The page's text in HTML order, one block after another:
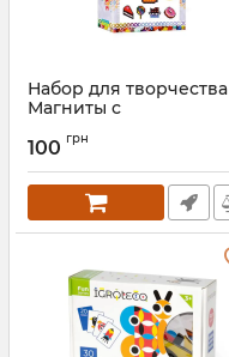
Набор для творчества
Магниты с
"Сладости" УМНЯШКА
Артикул: TM-017
100 грн